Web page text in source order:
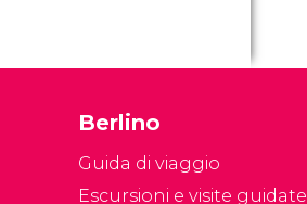
Berlino
Guida di viaggio
Escursioni e visite guidate